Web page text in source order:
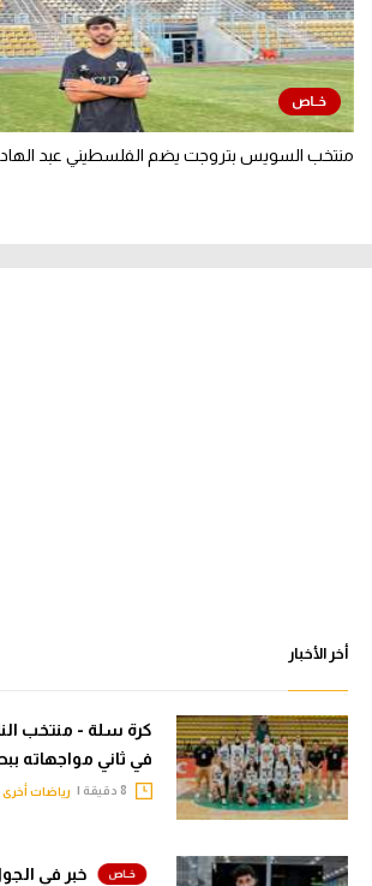
منتخب السويس بتروجت يضم الفلسطيني عبد
أخر الأخبار
كرة سلة - منتخب
في ثاني مواجهاته
رياضات أخرى
خبر في